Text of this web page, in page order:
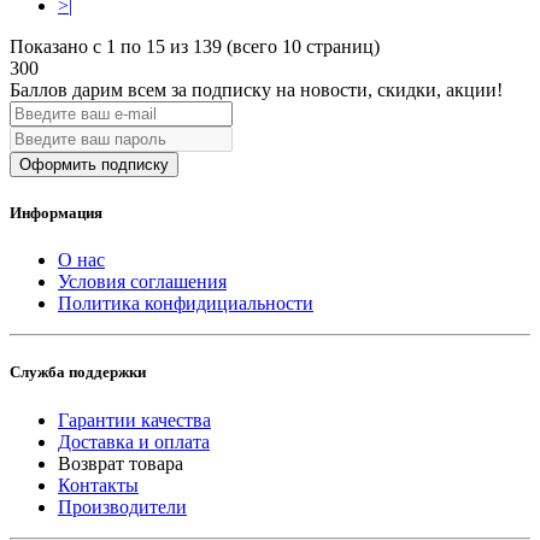
>|
Показано с 1 по 15 из 139 (всего 10 страниц)
300
Баллов дарим всем за подписку на новости, скидки, акции!
Оформить подписку
Информация
О нас
Условия соглашения
Политика конфидициальности
Служба поддержки
Гарантии качества
Доставка и оплата
Возврат товара
Контакты
Производители